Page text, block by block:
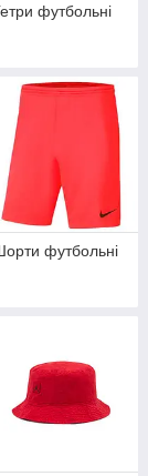
футбольні
футбольні